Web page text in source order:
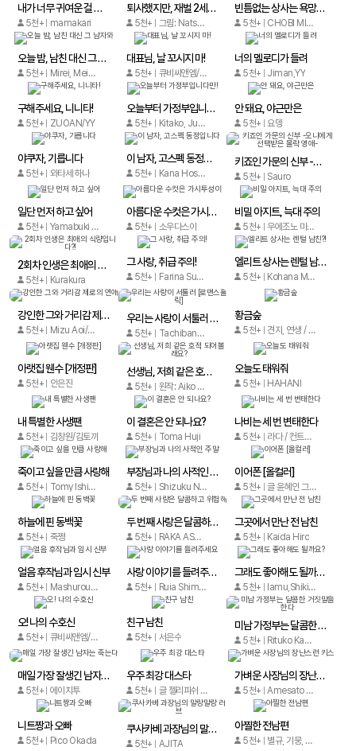
내가 너무 귀여운 걸 어쩌겠어! [로맨스홀릭]
5천+ mamakari
퇴사했지만, 재벌 2세에게 주워져 사랑 받으니까 행복합니다
5천+ 그림: Natsumi Honda 원작: Rie Katou 캐릭터 원안: NAO KATO
빈틈없는 상사는 욕망을 숨기지 않는다
5천+ CHOBI MIYANO
오늘 밤, 남친 대신 그 남자와
5천+ Mirei, Meika Kamiki
대표님, 날 꼬시지 마!
5천+ 큐비씨앤엠/Guangzhou Anyue
너의 멜로디가 들려
5천+ Jiman,YY
구해주세요, 니니타!
5천+ ZUOAN/YY
오늘부터 가정부입니다만!
5천+ Kitako, Jun Natsuba
안 돼요, 야근만은
5천+ 요뎅
야쿠자, 기릅니다
5천+ 와타세 하나
이 남자, 고스펙 동정입니다
5천+ Kana Hoshida
키죠인 가문의 신부 -오니에게 선택받은 몰락 영애-
5천+ Sauro
일단 먼저 하고 싶어
5천+ Yamabuki Tefu(Re，AER), Haruyoshi Sakura, Yosikawa,
아름다운 수컷은 가시투성이
5천+ 소우다스이
비밀 아지트, 늑대 주의
5천+ 우에조노 마코토
2회차 인생은 최애의 식량입니다?!
5천+ Kurakura
그 사랑, 취급 주의!
5천+ Farina Sugimoto
엘리트 상사는 렌털 남친?!
5천+ Kohana Miyase
강인한 그와 거리감 제로의 연애
5천+ Mizu Aoi/Yayoi Kagetsu
우리는 사랑이 서툴러 [로맨스홀릭]
5천+ Tachibana Eiko
황금숲
5천+ 견지, 연생 / 류화 / 윤소리
아랫집 웬수 [개정판]
5천+ 안은진
선생님, 저희 같은 호적 되어볼래요?
5천+ 원작: Aiko Takeda 작화: Yu Iyama
오늘도 태워줘
5천+ HAHANI
내 특별한 사생팬
5천+ 김창원/김토끼
이 결혼은 안 되나요?
5천+ Toma Huji
나비는 세 번 변태한다
5천+ 라다 / 컨트리리
죽이고 싶을 만큼 사랑해
5천+ Tomy Ishikawa / Rui Aimi
부장님과 나의 사적인 주말
5천+ Shizuku Natsuyagi
이어폰 [올컬러]
5천+ 글 윤혜인 그림 권열희
하늘에 핀 동백꽃
5천+ 죽쩡
두 번째 사랑은 달콤하고 위험해
5천+ RAKA ASUNO
그곳에서 만난 전 남친
5천+ Kaida Hiro
얼음 후작님과 임시 신부
5천+ Mashurou Kimura, Rica Uzuki
사랑 이야기를 들려주세요
5천+ Ruia Shimakage
그래도 좋아해도 될까요?
5천+ Iamu,Shiki Kazutoki, Shizuka Yamaguchi, Teammikki
오! 나의 수호신
5천+ 큐비씨앤엠/iQIYI comics
친구 남친
5천+ 서은수
미남 가정부는 달콤한 거짓말을 한다
5천+ Rituko Kamuro
매일 가장 잘생긴 남자는 죽는다
5천+ 에이치투
우주 최강 대스타
5천+ 글 젤리피쉬 그림 도힌이
가벼운 사장님의 장난스런 키스
5천+ Amesato Tsukasa / Yumiko Takemura
니트짱과 오빠
5천+ Pico Okada
쿠사카베 과장님의 말랑말랑 러브
5천+ AJITA
아찔한 전남편
5천+ 별규, 기뭉, 여백